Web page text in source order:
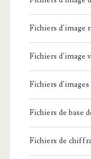
Fichiers d'image
Fichiers d'image
Fichiers d'images
Fichiers de base
Fichiers de